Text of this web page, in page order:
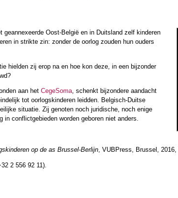
geannexeerde Oost-België en in Duitsland zelf kinderen
in strikte zin: zonder de oorlog zouden hun ouders
hielden zij erop na en hoe kon deze, in een bijzonder
aan het CegeSoma, schenkt bijzondere aandacht
tot oorlogskinderen leidden. Belgisch-Duitse
situatie. Zij genoten noch juridische, noch enige
conflictgebieden worden geboren niet anders.
op de as Brussel-Berlijn , VUBPress, Brussel, 2016,
2 556 92 11).